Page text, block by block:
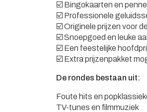
☑️ Bingokaarten en
☑️ Professionele
☑️ Originele prijzen voor
☑️ Snoepgoed en leuke
☑️ Een feestelijke
☑️ Extra prijzenpakket
De rondes bestaan uit:
Foute hits en
TV-tunes en filmmuziek